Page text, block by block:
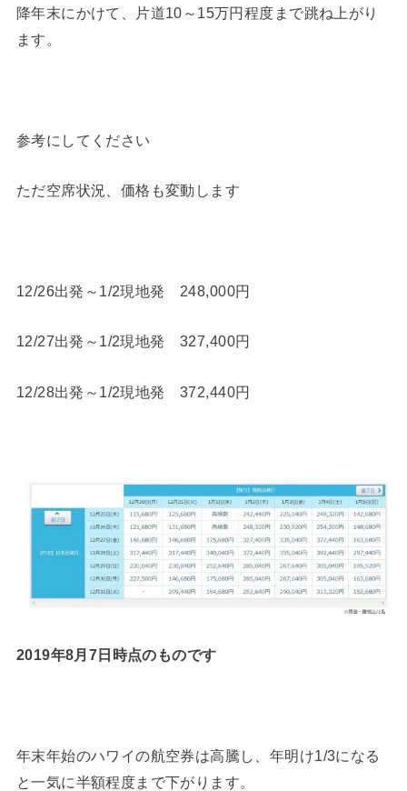
降年末にかけて、片道10～15万円程度まで跳ね上がり
ます。
参考にしてください
ただ空席状況、価格も変動します
12/26出発～1/2現地発 248,000円
12/27出発～1/2現地発 327,400円
12/28出発～1/2現地発 372,440円
2019年8月7日時点のものです
年末年始のハワイの航空券は高騰し、年明け1/3になる
と一気に半額程度まで下がります。